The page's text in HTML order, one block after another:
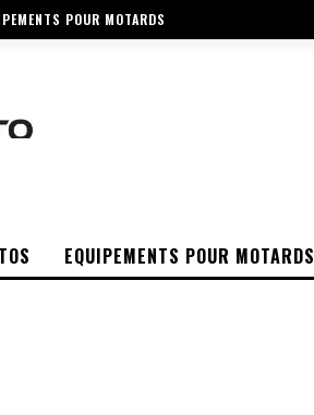
POUR MOTARDS
EQUIPEMENTS POUR MOTARDS